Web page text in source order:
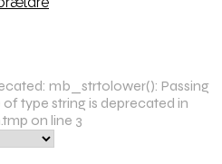
mb_strtolower(): Passing
type string is deprecated in
on line 3